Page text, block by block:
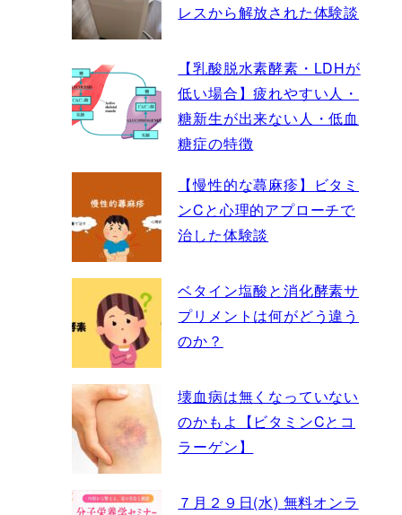
レスから解放された体験談
【乳酸脱水素酵素・LDHが
低い場合】疲れやすい人・
糖新生が出来ない人・低血
糖症の特徴
【慢性的な蕁麻疹】ビタミ
ンCと心理的アプローチで
治した体験談
ベタイン塩酸と消化酵素サ
プリメントは何がどう違う
のか？
壊血病は無くなっていない
のかもよ【ビタミンCとコ
ラーゲン】
７月２９日(水) 無料オンラ